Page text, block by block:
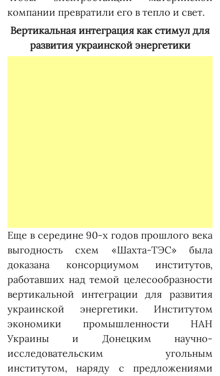
компании превратили его в тепло и свет.
Вертикальная интеграция как стимул для
развития украинской энергетики
Еще в середине 90-х годов прошлого века
выгодность схем «Шахта-ТЭС» была
доказана консорциумом институтов,
работавших над темой целесообразности
вертикальной интеграции для развития
украинской энергетики. Институтом
экономики промышленности НАН
Украины и Донецким научно-
исследовательским угольным
институтом, наряду с предложениями